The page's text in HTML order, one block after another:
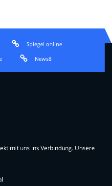
Spiegel online
News8
mit uns ins Verbindung. Unsere